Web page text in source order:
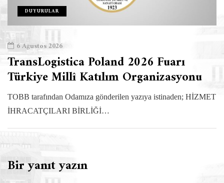
DUYURULAR
6 Ağustos 2026
TransLogistica Poland 2026 Fuarı
Türkiye Millî Katılım Organizasyonu
TOBB tarafından Odamıza gönderilen yazıya istinaden; HİZMET
İHRACATÇILARI BİRLİĞİ…
Bir yanıt yazın